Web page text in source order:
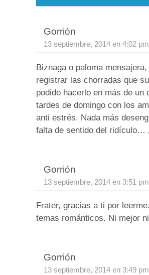
Gorrión
13 septiembre, 2014 en 4:02 pm
Biznaga o paloma
registrar las chorradas que
podido hacerlo en más de
tardes de domingo con los
anti estrés. Nada más
falta de sentido del ridículo…
Gorrión
13 septiembre, 2014 en 3:51 pm
Frater, gracias a ti por
temas románticos. Ni mejor
Gorrión
13 septiembre, 2014 en 3:49 pm